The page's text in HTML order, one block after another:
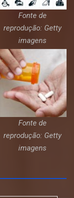
Fonte de
reprodução: Getty
imagens
Fonte de
reprodução: Getty
imagens